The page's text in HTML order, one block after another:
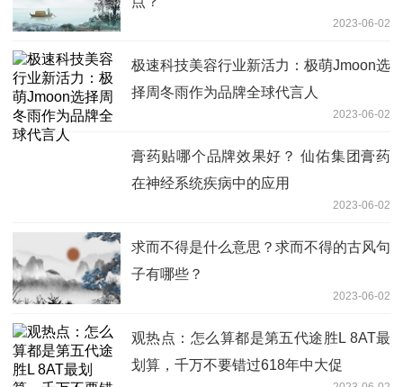
2023-06-02
极速科技美容行业新活力：极萌Jmoon选
择周冬雨作为品牌全球代言人
2023-06-02
膏药贴哪个品牌效果好？ 仙佑集团膏药
在神经系统疾病中的应用
2023-06-02
求而不得是什么意思？求而不得的古风句
子有哪些？
2023-06-02
观热点：怎么算都是第五代途胜L 8AT最
划算，千万不要错过618年中大促